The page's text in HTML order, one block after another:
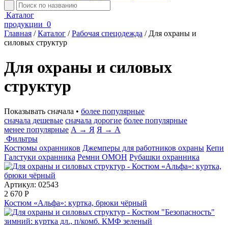
Каталог
продукции 0
Главная / Каталог / Рабочая спецодежда / Для охраны и
силовых структур
Для охраны и силовых
структур
Показывать сначала • более популярные
сначала дешевые сначала дорогие более популярные
менее популярные А → Я Я → А
Фильтры
Костюмы охранников Джемперы для работников охраны Кепи
Галстуки охранника Ремни ОМОН Рубашки охранника
Артикул: 02543
2 670 Р
Костюм «Альфа»: куртка, брюки чёрный